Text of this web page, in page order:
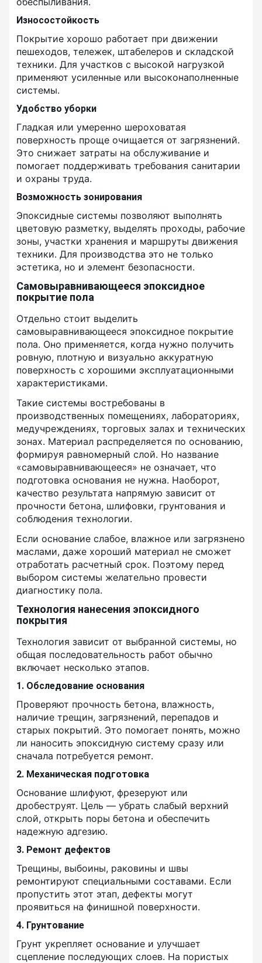
Износостойкость
Покрытие хорошо работает при движении
пешеходов, тележек, штабелеров и складской
техники. Для участков с высокой нагрузкой
применяют усиленные или высоконаполненные
системы.
Удобство уборки
Гладкая или умеренно шероховатая
поверхность проще очищается от загрязнений.
Это снижает затраты на обслуживание и
помогает поддерживать требования санитарии
и охраны труда.
Возможность зонирования
Эпоксидные системы позволяют выполнять
цветовую разметку, выделять проходы, рабочие
зоны, участки хранения и маршруты движения
техники. Для производства это не только
эстетика, но и элемент безопасности.
Самовыравнивающееся эпоксидное
покрытие пола
Отдельно стоит выделить
самовыравнивающееся эпоксидное покрытие
пола. Оно применяется, когда нужно получить
ровную, плотную и визуально аккуратную
поверхность с хорошими эксплуатационными
характеристиками.
Такие системы востребованы в
производственных помещениях, лабораториях,
медучреждениях, торговых залах и технических
зонах. Материал распределяется по основанию,
формируя равномерный слой. Но название
«самовыравнивающееся» не означает, что
подготовка основания не нужна. Наоборот,
качество результата напрямую зависит от
прочности бетона, шлифовки, грунтования и
соблюдения технологии.
Если основание слабое, влажное или загрязнено
маслами, даже хороший материал не сможет
отработать расчетный срок. Поэтому перед
выбором системы желательно провести
диагностику пола.
Технология нанесения эпоксидного
покрытия
Технология зависит от выбранной системы, но
общая последовательность работ обычно
включает несколько этапов.
1. Обследование основания
Проверяют прочность бетона, влажность,
наличие трещин, загрязнений, перепадов и
старых покрытий. Это помогает понять, можно
ли наносить эпоксидную систему сразу или
сначала потребуется ремонт.
2. Механическая подготовка
Основание шлифуют, фрезеруют или
дробеструят. Цель — убрать слабый верхний
слой, открыть поры бетона и обеспечить
надежную адгезию.
3. Ремонт дефектов
Трещины, выбоины, раковины и швы
ремонтируют специальными составами. Если
пропустить этот этап, дефекты могут
проявиться на финишной поверхности.
4. Грунтование
Грунт укрепляет основание и улучшает
сцепление последующих слоев. На пористых